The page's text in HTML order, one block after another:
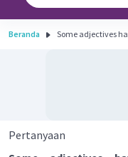
Beranda Some adjectives
Pertanyaan